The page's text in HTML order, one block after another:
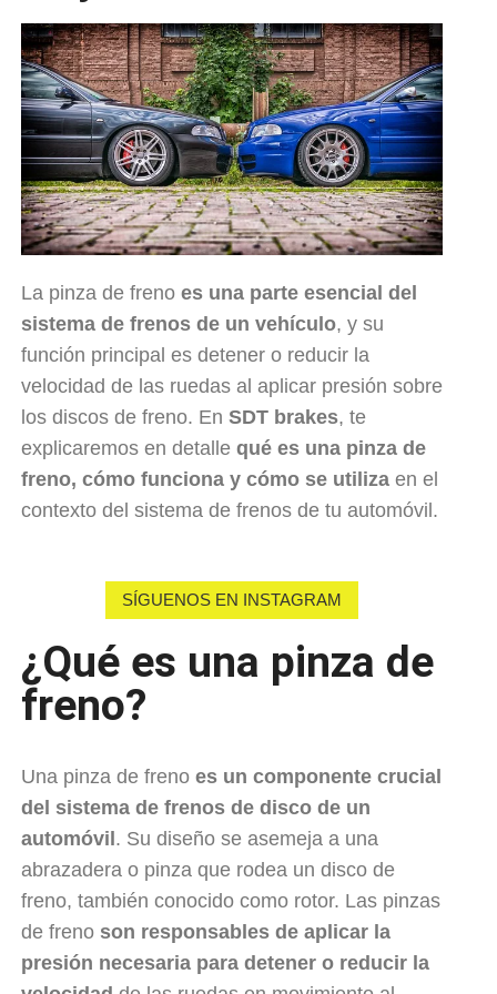
La pinza de freno es una parte esencial del
sistema de frenos de un vehículo, y su
función principal es detener o reducir la
velocidad de las ruedas al aplicar presión sobre
los discos de freno. En SDT brakes, te
explicaremos en detalle qué es una pinza de
freno, cómo funciona y cómo se utiliza en el
contexto del sistema de frenos de tu automóvil.
SÍGUENOS EN INSTAGRAM
¿Qué es una pinza de
freno?
Una pinza de freno es un componente crucial
del sistema de frenos de disco de un
automóvil . Su diseño se asemeja a una
abrazadera o pinza que rodea un disco de
freno, también conocido como rotor. Las pinzas
de freno son responsables de aplicar la
presión necesaria para detener o reducir la